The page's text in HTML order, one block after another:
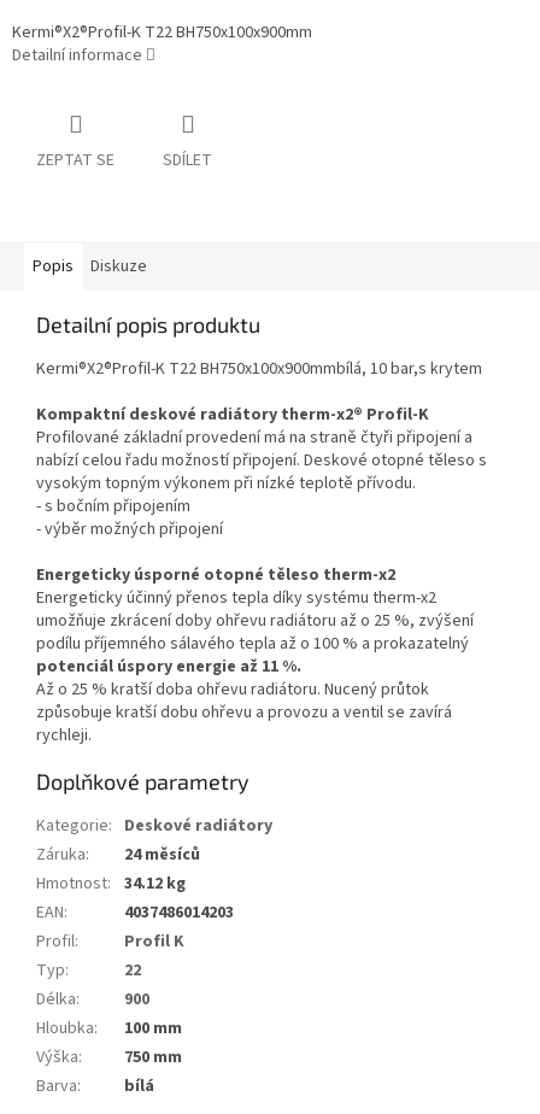
Kermi®X2®Profil-K T22 BH750x100x900mm
Detailní informace
ZEPTAT SE SDÍLET
Popis Diskuze
Detailní popis produktu
Kermi®X2®Profil-K T22 BH750x100x900mmbílá, 10 bar,s krytem
Kompaktní deskové radiátory therm-x2® Profil-K
Profilované základní provedení má na straně čtyři připojení a
nabízí celou řadu možností připojení. Deskové otopné těleso s
vysokým topným výkonem při nízké teplotě přívodu.
- s bočním připojením
- výběr možných připojení
Energeticky úsporné otopné těleso therm-x2
Energeticky účinný přenos tepla díky systému therm-x2
umožňuje zkrácení doby ohřevu radiátoru až o 25 %, zvýšení
podílu příjemného sálavého tepla až o 100 % a prokazatelný
potenciál úspory energie až 11 %.
Až o 25 % kratší doba ohřevu radiátoru. Nucený průtok
způsobuje kratší dobu ohřevu a provozu a ventil se zavírá
rychleji.
Doplňkové parametry
Kategorie: Deskové radiátory
Záruka:
24 měsíců
Hmotnost: 34.12 kg
EAN:
4037486014203
Profil:
Profil K
Typ:
22
Délka:
900
Hloubka:
100 mm
Výška:
750 mm
Barva: bílá